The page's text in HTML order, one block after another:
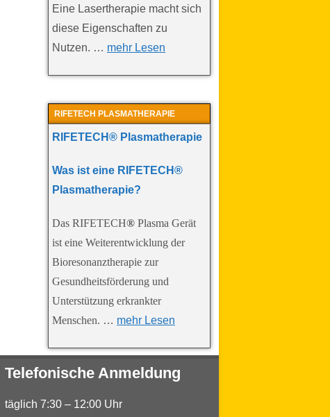
Eine Lasertherapie macht sich
diese Eigenschaften zu
Nutzen. … mehr Lesen
RIFETECH PLASMATHERAPIE
RIFETECH® Plasmatherapie
Was ist eine RIFETECH®
Plasmatherapie?
Das RIFETECH® Plasma Gerät
ist eine Weiterentwicklung der
Bioresonanztherapie zur
Gesundheitsförderung und
Unterstützung erkrankter
Menschen. … mehr Lesen
Telefonische Anmeldung
täglich 7:30 – 12:00 Uhr